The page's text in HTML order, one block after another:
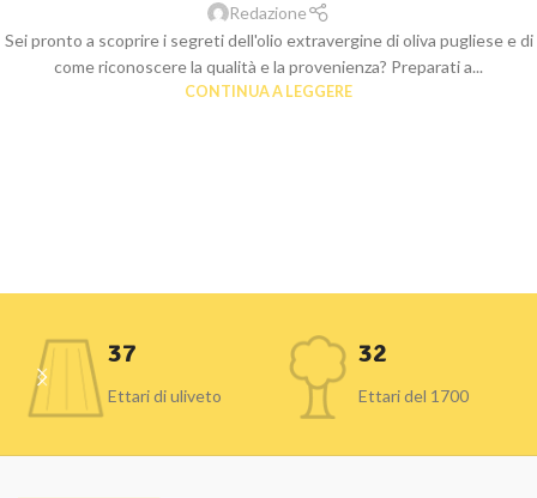
Redazione
Sei pronto a scoprire i segreti dell'olio extravergine di oliva pugliese e di
come riconoscere la qualità e la provenienza? Preparati a...
CONTINUA A LEGGERE
37
Ettari di uliveto
32
Ettari del 1700